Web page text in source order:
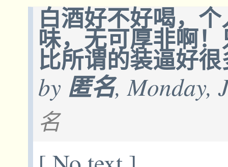
白酒好不好喝，
味，无可厚非啊
比所谓的装逼好
by 匿名, Monday,
名